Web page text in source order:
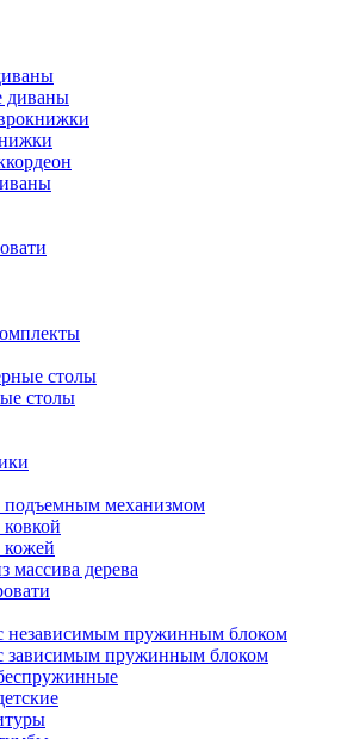
диваны
столы
столы
подъемным механизмом
кожей
массива дерева
независимым пружинным блоком
зависимым пружинным блоком